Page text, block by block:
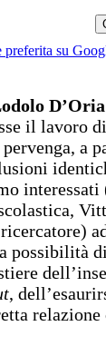
su
D’Oria
il lavoro
a
possibilità
,